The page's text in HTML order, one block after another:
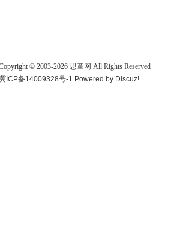
© 2003-2026 思童网 All Rights Reserved
ICP备14009328号-1 Powered by Discuz!